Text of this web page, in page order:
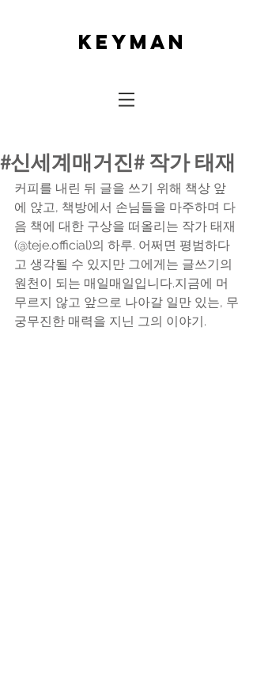
keyman
#신세계매거진# 작가 태재
커피를 내린 뒤 글을 쓰기 위해 책상 앞
에 앉고, 책방에서 손님들을 마주하며 다
음 책에 대한 구상을 떠올리는 작가 태재
(@teje.official)의 하루. 어쩌면 평범하다
고 생각될 수 있지만 그에게는 글쓰기의
원천이 되는 매일매일입니다.지금에 머
무르지 않고 앞으로 나아갈 일만 있는, 무
궁무진한 매력을 지닌 그의 이야기.